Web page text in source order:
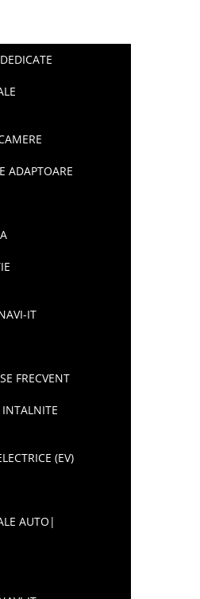
ADAPTOARE
IT
FRECVENT
(EV)
AUTO|